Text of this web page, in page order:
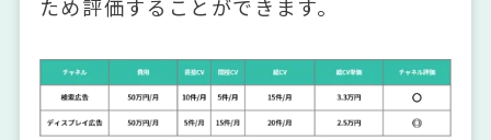
ため評価することができます。